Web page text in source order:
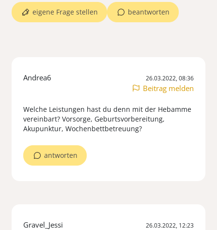
beantworten
eigene Frage stellen
Andrea6 26.03.2022, 08:36
Beitrag melden
Welche Leistungen hast du denn mit der Hebamme
vereinbart? Vorsorge, Geburtsvorbereitung,
Akupunktur, Wochenbettbetreuung?
antworten
Gravel_Jessi 26.03.2022, 12:23